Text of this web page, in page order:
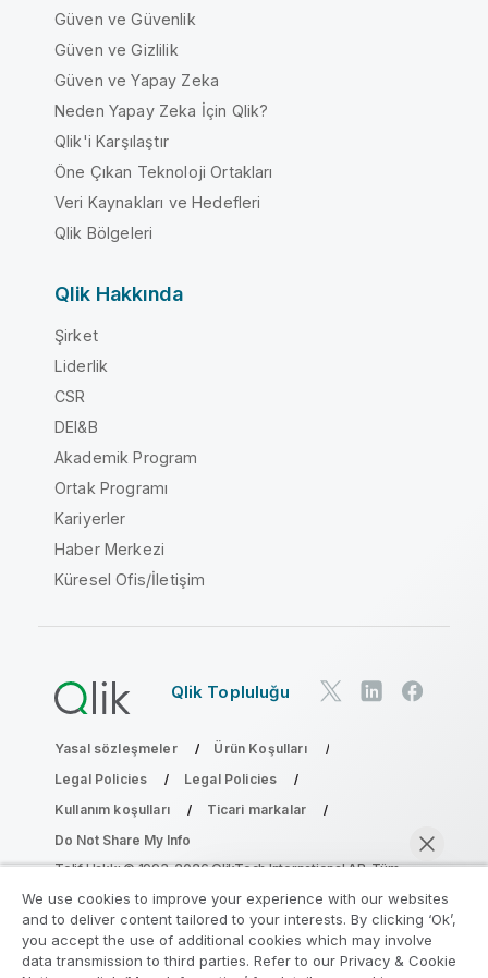
Güven ve Güvenlik
Güven ve Gizlilik
Güven ve Yapay Zeka
Neden Yapay Zeka İçin Qlik?
Qlik'i Karşılaştır
Öne Çıkan Teknoloji Ortakları
Veri Kaynakları ve Hedefleri
Qlik Bölgeleri
Qlik Hakkında
Şirket
Liderlik
CSR
DEI&B
Akademik Program
Ortak Programı
Kariyerler
Haber Merkezi
Küresel Ofis/İletişim
Qlik Topluluğu
Yasal sözleşmeler
Ürün Koşulları
Legal Policies
Legal Policies
Kullanım koşulları
Ticari markalar
Do Not Share My Info
Telif Hakkı © 1993-2026 QlikTech International AB. Tüm
Analiz Modernleştirme Programına katılın
We use cookies to improve your experience with our websites
and to deliver content tailored to your interests. By clicking ‘Ok’,
you accept the use of additional cookies which may involve
data transmission to third parties. Refer to our Privacy & Cookie